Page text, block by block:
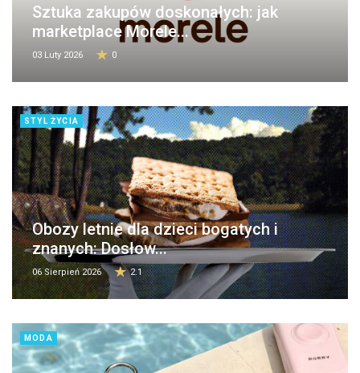
Sztuka zakupów doskonałych: jak
marketplace Morele...
03 Luty 2026 0
STYL ŻYCIA
Obozy letnie dla dzieci bogatych i
znanych: Dosłow...
06 Sierpień 2026 2.1
MODA